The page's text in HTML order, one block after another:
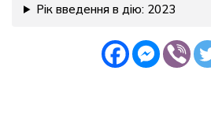
Рік введення в дію: 2023